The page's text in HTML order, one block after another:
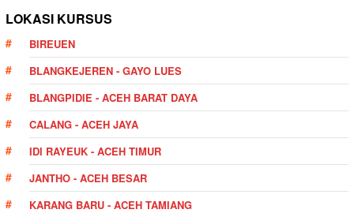
LOKASI KURSUS
BIREUEN
BLANGKEJEREN - GAYO LUES
BLANGPIDIE - ACEH BARAT DAYA
CALANG - ACEH JAYA
IDI RAYEUK - ACEH TIMUR
JANTHO - ACEH BESAR
KARANG BARU - ACEH TAMIANG